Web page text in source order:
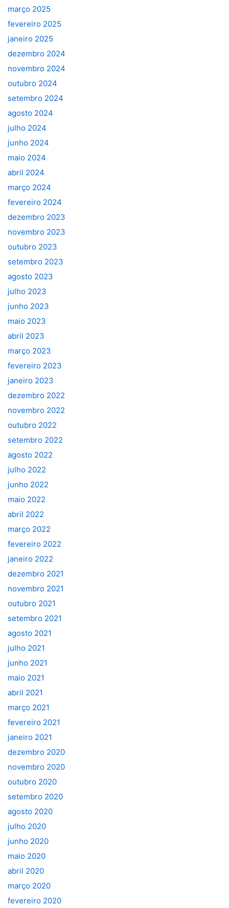
março 2025
fevereiro 2025
janeiro 2025
dezembro 2024
novembro 2024
outubro 2024
setembro 2024
agosto 2024
julho 2024
junho 2024
maio 2024
abril 2024
março 2024
fevereiro 2024
dezembro 2023
novembro 2023
outubro 2023
setembro 2023
agosto 2023
julho 2023
junho 2023
maio 2023
abril 2023
março 2023
fevereiro 2023
janeiro 2023
dezembro 2022
novembro 2022
outubro 2022
setembro 2022
agosto 2022
julho 2022
junho 2022
maio 2022
abril 2022
março 2022
fevereiro 2022
janeiro 2022
dezembro 2021
novembro 2021
outubro 2021
setembro 2021
agosto 2021
julho 2021
junho 2021
maio 2021
abril 2021
março 2021
fevereiro 2021
janeiro 2021
dezembro 2020
novembro 2020
outubro 2020
setembro 2020
agosto 2020
julho 2020
junho 2020
maio 2020
abril 2020
março 2020
fevereiro 2020